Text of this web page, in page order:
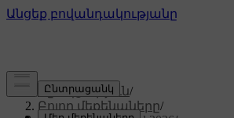
Աջակցություն/
Բոլոր մեքենաները/